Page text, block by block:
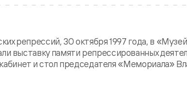
репрессий, 30 октября 1997 года, в
выставку памяти репрессированных
и стол председателя «Мемориала»